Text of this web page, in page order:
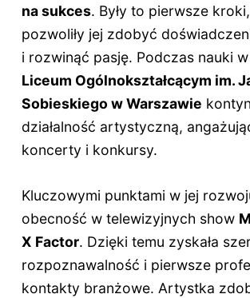
na sukces. Były to pierwsze
pozwoliły jej zdobyć
i rozwinąć pasję. Podczas nauki w
Liceum Ogólnokształcącym im.
Sobieskiego w Warszawie
działalność artystyczną,
koncerty i konkursy.
Kluczowymi punktami w jej
obecność w telewizyjnych show
X Factor. Dzięki temu zyskała
rozpoznawalność i pierwsze
kontakty branżowe. Artystka